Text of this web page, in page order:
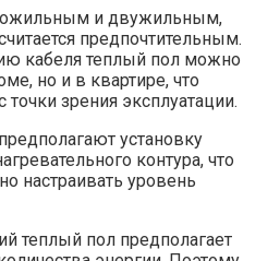
и двужильным,
предпочтительным.
кабеля теплый пол можно
но и в квартире, что
зрения эксплуатации.
установку
контура, что
настраивать уровень
теплый пол предполагает